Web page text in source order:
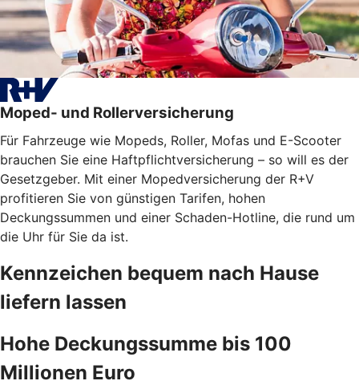
Moped- und Rollerversicherung
Für Fahrzeuge wie Mopeds, Roller, Mofas und E-Scooter
brauchen Sie eine Haftpflichtversicherung – so will es der
Gesetzgeber. Mit einer Mopedversicherung der R+V
profitieren Sie von günstigen Tarifen, hohen
Deckungssummen und einer Schaden-Hotline, die rund um
die Uhr für Sie da ist.
Kennzeichen bequem nach Hause
liefern lassen
Hohe Deckungssumme bis 100
Millionen Euro